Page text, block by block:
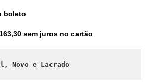
boleto
163,30 sem juros no cartão
Novo e Lacrado